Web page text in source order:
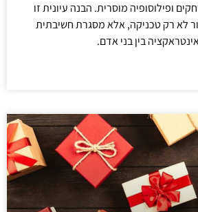
ופילוסופיה מוסרית. הבנה עיונית זו
לא רק טכניקה, אלא מסגרת חשיבתית
בין בני אדם.